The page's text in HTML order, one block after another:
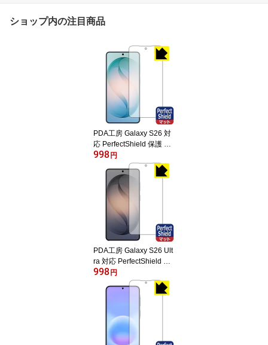
ショップ内の注目商品
PDA工房 Galaxy S26 対
応 PerfectShield 保護 フ
ィルム [画面用] [指紋認証
対応] 反射低減 防指紋 日
本製 自社製造直販
998円
PDA工房 Galaxy S26 Ult
ra 対応 PerfectShield 保
護 フィルム [画面用] [指
紋認証対応] 反射低減 防
指紋 日本製 自社製造直
998円